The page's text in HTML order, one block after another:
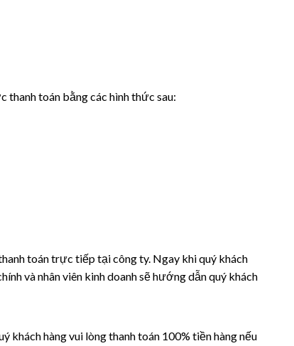
thanh toán bằng các hình thức sau:
toán trực tiếp tại công ty. Ngay khi quý khách
và nhân viên kinh doanh sẽ hướng dẫn quý khách
khách hàng vui lòng thanh toán 100% tiền hàng nếu